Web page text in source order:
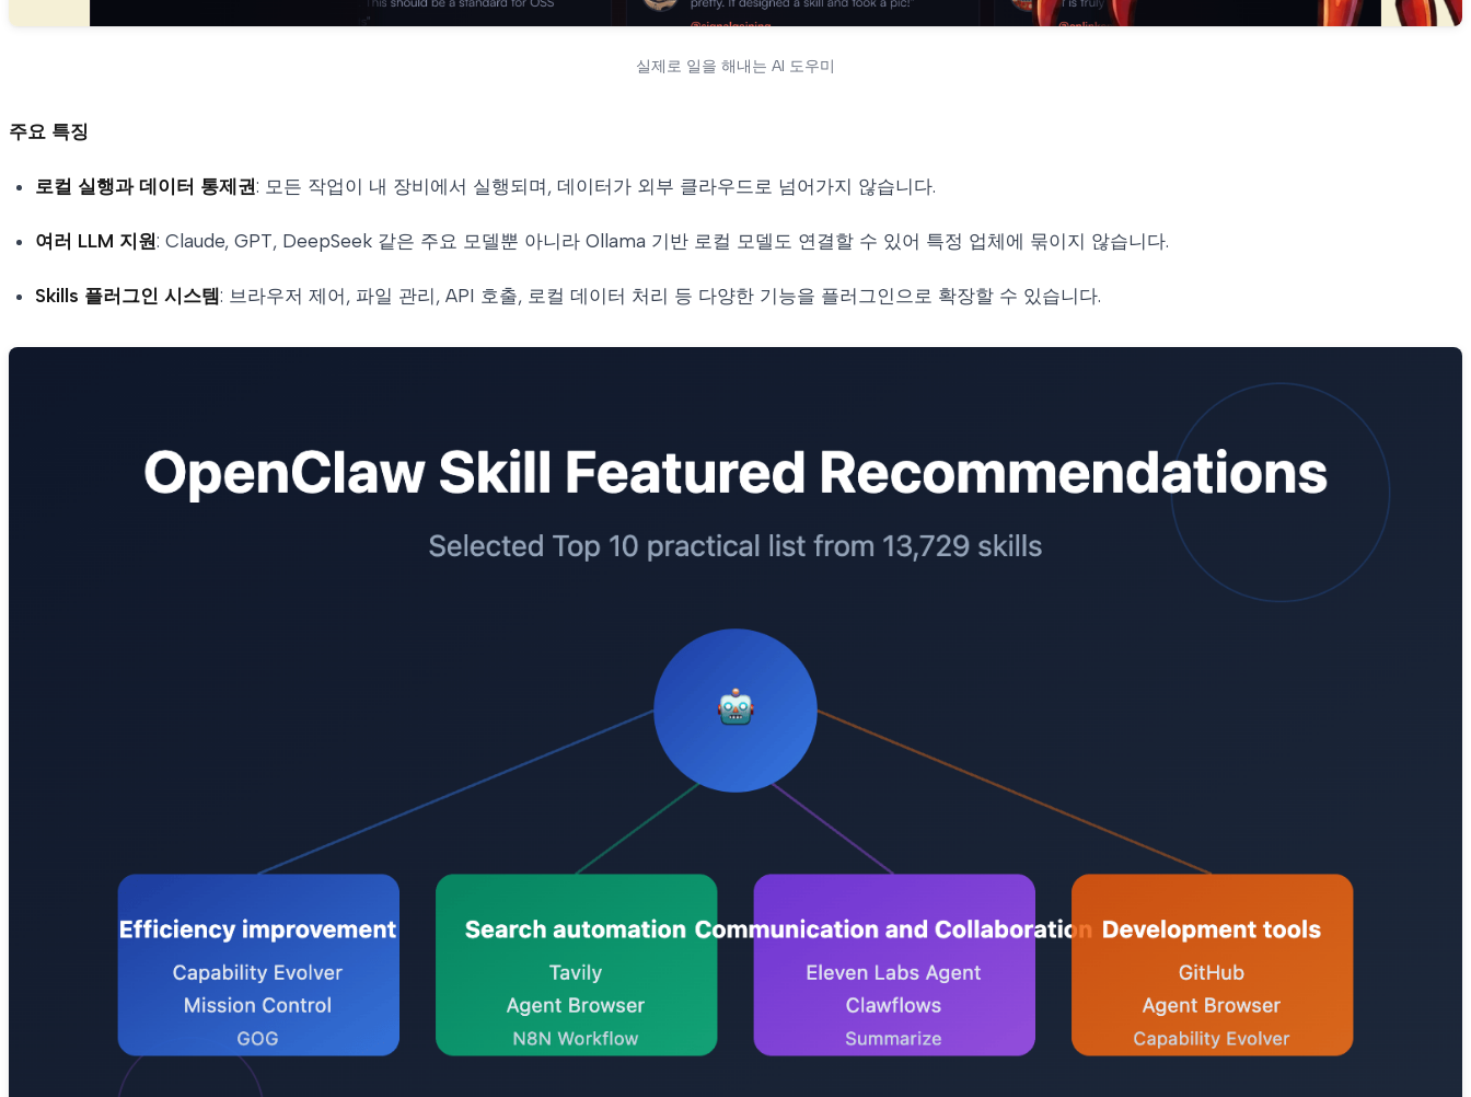
실제로 일을 해내는 AI 도우미
주요 특징
로컬 실행과 데이터 통제권: 모든 작업이 내 장비에서 실행되며, 데이터가 외부 클라우드로 넘어가지 않습니다.
여러 LLM 지원: Claude, GPT, DeepSeek 같은 주요 모델뿐 아니라 Ollama 기반 로컬 모델도 연결할 수 있어 특정 업체에 묶이지 않습니다.
Skills 플러그인 시스템: 브라우저 제어, 파일 관리, API 호출, 로컬 데이터 처리 등 다양한 기능을 플러그인으로 확장할 수 있습니다.